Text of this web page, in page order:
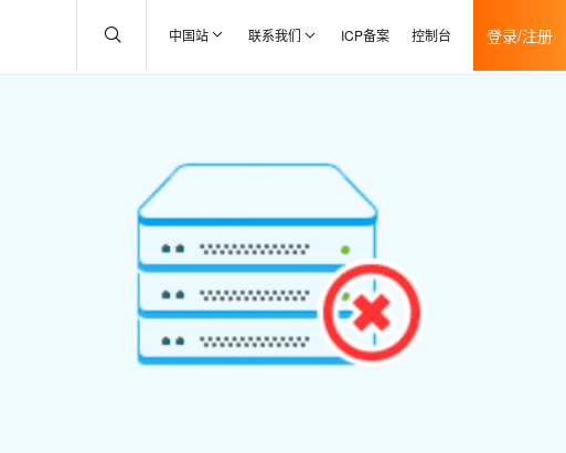
中国站 联系我们 ICP备案 控制台 登录/注册